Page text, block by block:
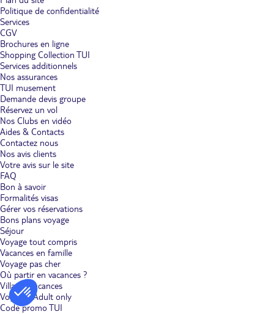
Politique de confidentialité
Services
CGV
Brochures en ligne
Shopping Collection TUI
Services additionnels
Nos assurances
TUI musement
Demande devis groupe
Réservez un vol
Nos Clubs en vidéo
Aides & Contacts
Contactez nous
Nos avis clients
Votre avis sur le site
FAQ
Bon à savoir
Formalités visas
Gérer vos réservations
Bons plans voyage
Séjour
Voyage tout compris
Vacances en famille
Voyage pas cher
Où partir en vacances ?
Villages vacances
Voyages Adult only
Code promo TUI